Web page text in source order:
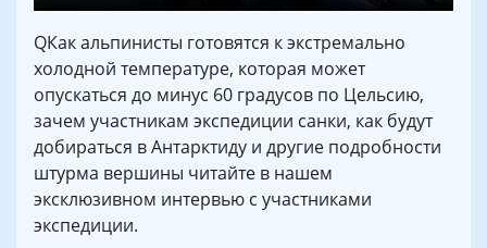
QКак альпинисты готовятся к экстремально
холодной температуре, которая может
опускаться до минус 60 градусов по Цельсию,
зачем участникам экспедиции санки, как будут
добираться в Антарктиду и другие подробности
штурма вершины читайте в нашем
эксклюзивном интервью с участниками
экспедиции.